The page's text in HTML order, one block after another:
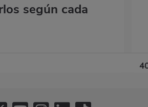
según cada